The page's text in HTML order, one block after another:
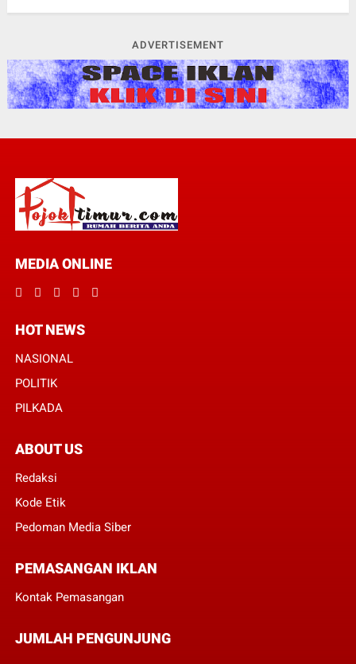
ADVERTISEMENT
MEDIA ONLINE
HOT NEWS
NASIONAL
POLITIK
PILKADA
ABOUT US
Redaksi
Kode Etik
Pedoman Media Siber
PEMASANGAN IKLAN
Kontak Pemasangan
JUMLAH PENGUNJUNG